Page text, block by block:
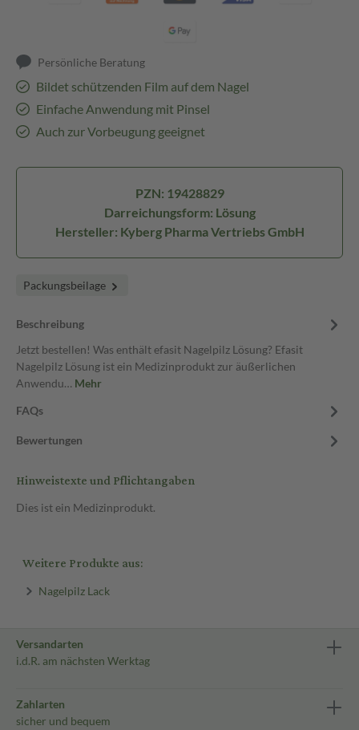
Persönliche Beratung
Bildet schützenden Film auf dem Nagel
Einfache Anwendung mit Pinsel
Auch zur Vorbeugung geeignet
PZN: 19428829
Darreichungsform: Lösung
Hersteller: Kyberg Pharma Vertriebs GmbH
Packungsbeilage
Beschreibung
Jetzt bestellen! Was enthält efasit Nagelpilz Lösung? Efasit
Nagelpilz Lösung ist ein Medizinprodukt zur äußerlichen
Anwendu… Mehr
FAQs
Bewertungen
Hinweistexte und Pflichtangaben
Dies ist ein Medizinprodukt.
Weitere Produkte aus:
Nagelpilz Lack
Versandarten
i.d.R. am nächsten Werktag
Zahlarten
sicher und bequem